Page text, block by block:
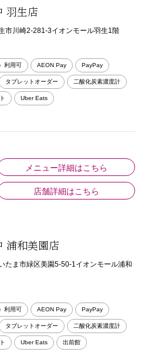
羽生店
市川崎2-281-3イオンモール羽生1階
利用可 AEON Pay PayPay
タブレットオーダー 二酸化炭素濃度計
Uber Eats
メニュー詳細はこちら
店舗詳細はこちら
浦和美園店
たま市緑区美園5-50-1イオンモール浦和
利用可 AEON Pay PayPay
タブレットオーダー 二酸化炭素濃度計
Uber Eats 出前館